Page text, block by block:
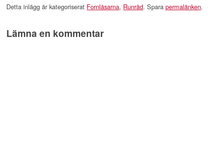
Detta inlägg är kategoriserat Fornläsarna, Runråd. Sparapermalänken.
Lämna en kommentar